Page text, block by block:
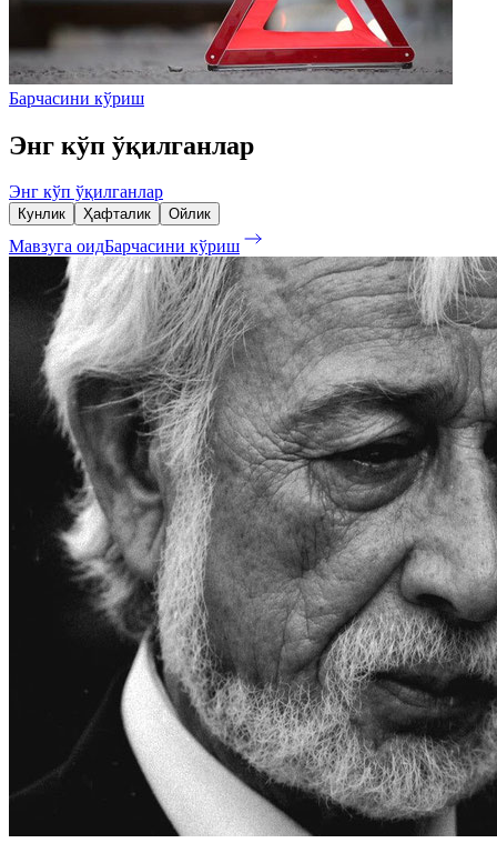
Барчасини кўриш
Энг кўп ўқилганлар
Энг кўп ўқилганлар
Кунлик Ҳафталик Ойлик
Мавзуга оидБарчасини кўриш